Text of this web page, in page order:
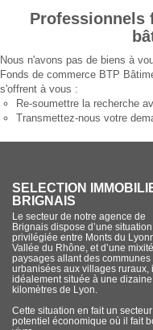
Professionnels
Nous n'avons pas de biens à
Fonds de commerce BTP
s'offrent à vous :
Re-soumettre la recherche
Transmettez-nous votre
SÉLECTION
BRIGNAIS
Le secteur de notre agence de
Brignais dispose d’une situation
privilégiée entre Monts du
Vallée du Rhône, et d’une
paysages allant des communes
urbanisées aux villages ruraux,
idéalement située à une
kilomètres de Lyon.
Cette situation en fait un
potentiel économique où il fait